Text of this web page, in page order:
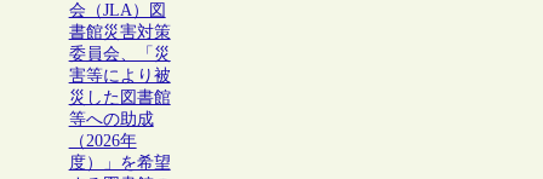
会（JLA）図
書館災害対策
委員会、「災
害等により被
災した図書館
等への助成
（2026年
度）」を希望